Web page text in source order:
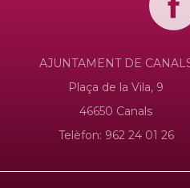
AJUNTAMENT DE
Plaça de la Vila, 9
46650 Canals
Telèfon: 962 24 01 26